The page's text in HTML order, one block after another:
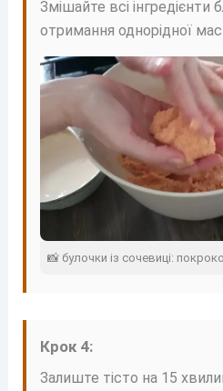
Змішайте всі інгредієнти
отримання однорідної
📸 булочки із сочевиці:
Крок 4:
Залиште тісто на 15